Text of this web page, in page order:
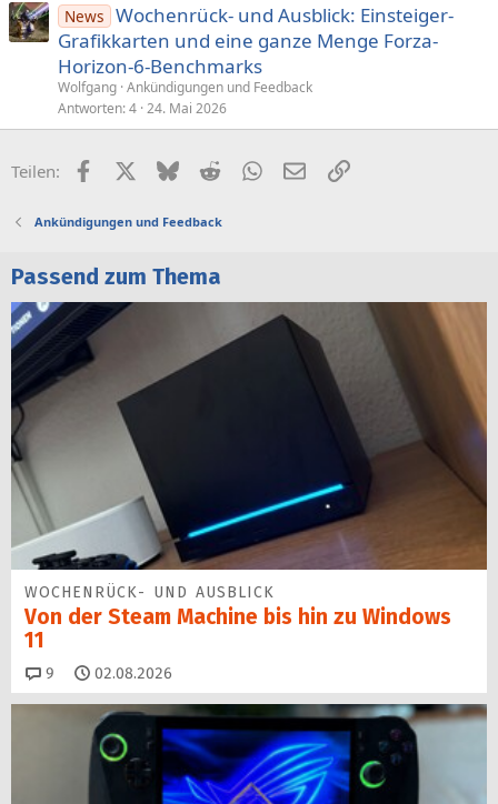
News Wochenrück- und Ausblick: Einsteiger-
Grafikkarten und eine ganze Menge Forza-
Horizon-6-Benchmarks
Wolfgang Ankündigungen und Feedback
Antworten 4 24. Mai 2026
Teilen: FacebookX (Twitter)
BlueskyRedditWhatsApp
E-MailLink
Ankündigungen und Feedback
Passend zum Thema
WOCHENRÜCK- UND AUSBLICK
Von der Steam Machine bis hin zu Windows
11
9 Kommentare
02.08.2026